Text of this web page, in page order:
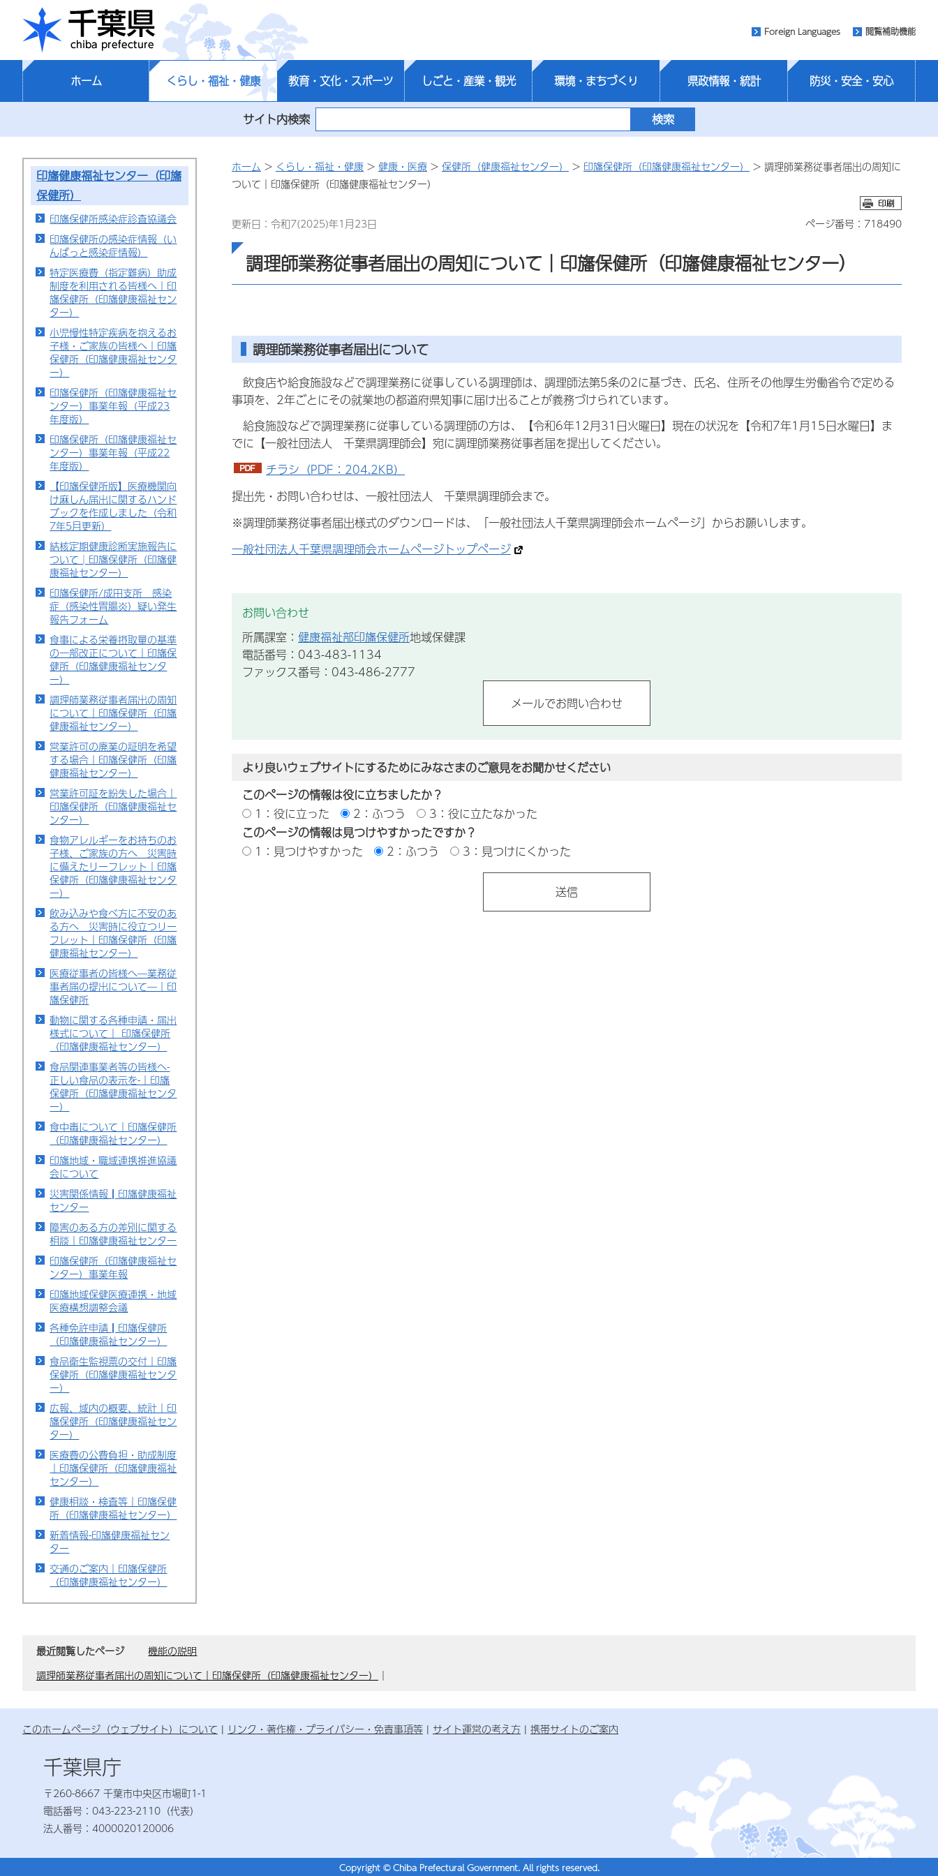
千葉県
Foreign Languages 閲覧補助機能
ホーム くらし・福祉・健康 教育・文化・スポーツ しごと・産業・観光 環境・まちづくり 県政情報・統計 防災・安全・安心
サイト内検索
印旛健康福祉センター（印旛
保健所）
印旛保健所感染症診査協議会
印旛保健所の感染症情報（い
んばっと感染症情報）
特定医療費（指定難病）助成
制度を利用される皆様へ｜印
旛保健所（印旛健康福祉セン
ター）
小児慢性特定疾病を抱えるお
子様・ご家族の皆様へ｜印旛
保健所（印旛健康福祉センタ
ー）
印旛保健所（印旛健康福祉セ
ンター）事業年報（平成23
年度版）
印旛保健所（印旛健康福祉セ
ンター）事業年報（平成22
年度版）
【印旛保健所版】医療機関向
け麻しん届出に関するハンド
ブックを作成しました（令和
7年5月更新）
結核定期健康診断実施報告に
ついて│印旛保健所（印旛健
康福祉センター）
印旛保健所/成田支所 感染
症（感染性胃腸炎）疑い発生
報告フォーム
食事による栄養摂取量の基準
の一部改正について｜印旛保
健所（印旛健康福祉センタ
ー）
調理師業務従事者届出の周知
について｜印旛保健所（印旛
健康福祉センター）
営業許可の廃業の証明を希望
する場合｜印旛保健所（印旛
健康福祉センター）
営業許可証を紛失した場合｜
印旛保健所（印旛健康福祉セ
ンター）
食物アレルギーをお持ちのお
子様、ご家族の方へ 災害時
に備えたリーフレット｜印旛
保健所（印旛健康福祉センタ
ー）
飲み込みや食べ方に不安のあ
る方へ 災害時に役立つリー
フレット｜印旛保健所（印旛
健康福祉センター）
医療従事者の皆様へ―業務従
事者届の提出について―｜印
旛保健所
動物に関する各種申請・届出
様式について｜ 印旛保健所
（印旛健康福祉センター）
食品関連事業者等の皆様へ-
正しい食品の表示を-｜印旛
保健所（印旛健康福祉センタ
ー）
食中毒について｜印旛保健所
（印旛健康福祉センター）
印旛地域・職域連携推進協議
会について
災害関係情報┃印旛健康福祉
センター
障害のある方の差別に関する
相談｜印旛健康福祉センター
印旛保健所（印旛健康福祉セ
ンター）事業年報
印旛地域保健医療連携・地域
医療構想調整会議
各種免許申請┃印旛保健所
（印旛健康福祉センター）
食品衛生監視票の交付｜印旛
保健所（印旛健康福祉センタ
ー）
広報、域内の概要、統計｜印
旛保健所（印旛健康福祉セン
ター）
医療費の公費負担・助成制度
｜印旛保健所（印旛健康福祉
センター）
健康相談・検査等｜印旛保健
所（印旛健康福祉センター）
新着情報-印旛健康福祉セン
ター
交通のご案内｜印旛保健所
（印旛健康福祉センター）
ホーム > くらし・福祉・健康 > 健康・医療 > 保健所（健康福祉センター） > 印旛保健所（印旛健康福祉センター）
> 調理師業務従事者届出の周知に
ついて｜印旛保健所（印旛健康福祉センター）
更新日：令和7(2025)年1月23日 ページ番号：718490
調理師業務従事者届出の周知について｜印旛保健所（印旛健康福祉センター）
調理師業務従事者届出について
飲食店や給食施設などで調理業務に従事している調理師は、調理師法第5条の2に基づき、氏名、住所その他厚生労働省令で定める
事項を、2年ごとにその就業地の都道府県知事に届け出ることが義務づけられています。
給食施設などで調理業務に従事している調理師の方は、【令和6年12月31日火曜日】現在の状況を【令和7年1月15日水曜日】ま
でに【一般社団法人 千葉県調理師会】宛に調理師業務従事者届を提出してください。
チラシ（PDF：204.2KB）
提出先・お問い合わせは、一般社団法人 千葉県調理師会まで。
※調理師業務従事者届出様式のダウンロードは、「一般社団法人千葉県調理師会ホームページ」からお願いします。
一般社団法人千葉県調理師会ホームページトップページ
お問い合わせ
所属課室： 健康福祉部印旛保健所地域保健課
電話番号：043-483-1134
ファックス番号：043-486-2777
より良いウェブサイトにするためにみなさまのご意見をお聞かせください
このページの情報は役に立ちましたか？
1：役に立った
2：ふつう
3：役に立たなかった
このページの情報は見つけやすかったですか？
1：見つけやすかった
2：ふつう 3：見つけにくかった
最近閲覧したページ
機能の説明
調理師業務従事者届出の周知について｜印旛保健所（印旛健康福祉センター）
｜
このホームページ（ウェブサイト）について リンク・著作権・プライバシー・免責事項等 サイト運営の考え方 携帯サイトのご案内
千葉県庁
〒260-8667 千葉市中央区市場町1-1
電話番号：043-223-2110（代表）
法人番号：4000020120006
Copyright © Chiba Prefectural Government. All rights reserved.